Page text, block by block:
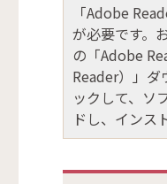
「Adobe
が必要です。
の「Adobe
Reader）」ダ
ックして、ソ
ドし、インス